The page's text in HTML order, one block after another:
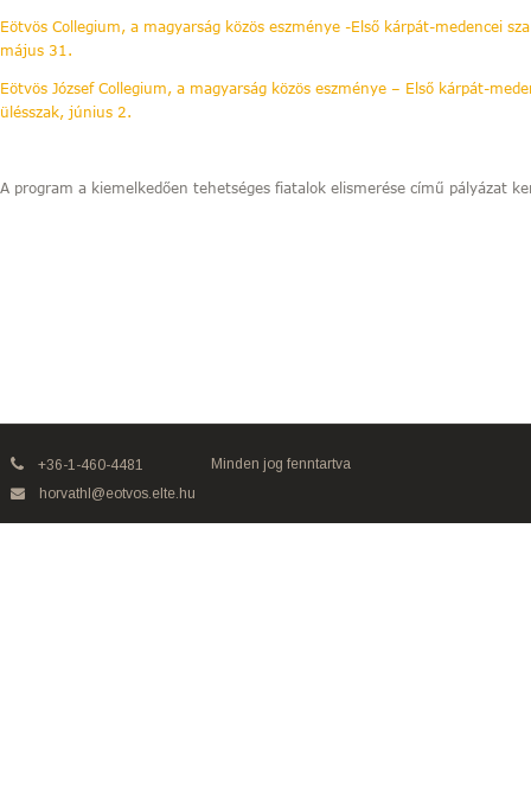
Eötvös Collegium, a magyarság közös eszménye -Első kárpát-medencei
május 31.
Eötvös József Collegium, a magyarság közös eszménye – Első kárpát-
ülésszak, június 2.
A program a kiemelkedően tehetséges fiatalok elismerése című pályázat
+36-1-460-4481
horvathl@eotvos.elte.hu
Minden jog fenntartva